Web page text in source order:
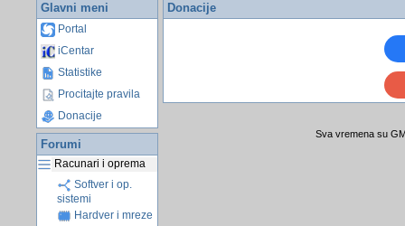
Glavni meni
Portal
iCentar
Statistike
Procitajte pravila
Donacije
Forumi
Racunari i oprema
Softver i op.
sistemi
Hardver i mreze
Donacije
Sva vremena su